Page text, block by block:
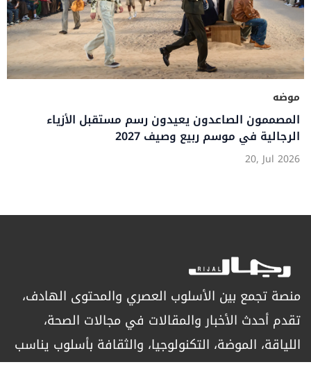
موضه
المصممون الصاعدون يعيدون رسم مستقبل الأزياء
الرجالية في موسم ربيع وصيف 2027
20, Jul 2026
منصة تجمع بين الأسلوب العصري والمحتوى الهادف،
تقدم أحدث الأخبار والمقالات في مجالات الصحة،
اللياقة، الموضة، التكنولوجيا، والثقافة بأسلوب يناسب